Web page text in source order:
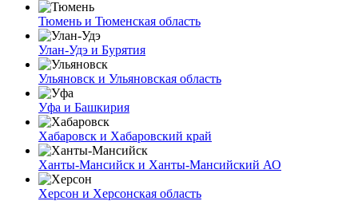
Тюмень и Тюменская область
Улан-Удэ и Бурятия
Ульяновск и Ульяновская область
Уфа и Башкирия
Хабаровск и Хабаровский край
Ханты-Мансийск и Ханты-Мансийский АО
Херсон и Херсонская область